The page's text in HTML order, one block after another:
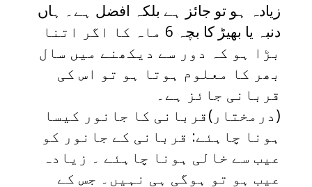
زیادہ ہو تو جائز ہے بلکہ افضل ہے۔ ہاں
دنبہ یا بھیڑ کا بچہ 6 ماہ کا اگر اتنا
بڑا ہو کہ دور سے دیکھنے میں سال
بھر کا معلوم ہوتا ہو تو اس کی
قربانی جائز ہے۔
(درمختار)قربانی کا جانور کیسا
ہونا چاہئے: قربانی کے جانور کو
عیب سے خالی ہونا چاہئے ۔ زیادہ
عیب ہو تو ہوگی ہی نہیں۔ جس کے